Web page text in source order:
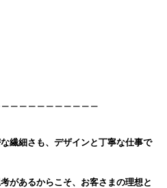
繊細さも、デザインと丁寧な仕事で
があるからこそ、お客さまの理想と